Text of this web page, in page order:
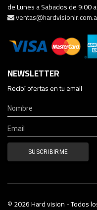
de Lunes a Sabados de 9:00
NEWSLETTER
Recibí ofertas en tu email
© 2026 Hard vision - Todos